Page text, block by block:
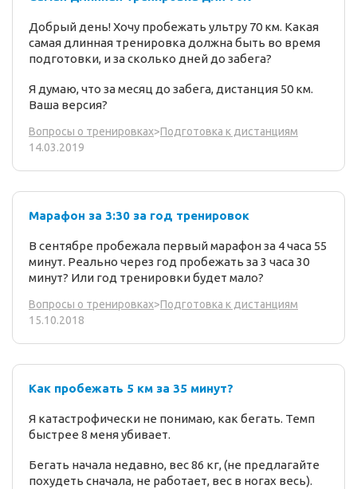
Добрый день! Хочу пробежать ультру 70 км. Какая
самая длинная тренировка должна быть во время
подготовки, и за сколько дней до забега?
Я думаю, что за месяц до забега, дистанция 50 км.
Ваша версия?
Вопросы о тренировках>Подготовка к дистанциям
14.03.2019
Марафон за 3:30 за год тренировок
В сентябре пробежала первый марафон за 4 часа 55
минут. Реально через год пробежать за 3 часа 30
минут? Или год тренировки будет мало?
Вопросы о тренировках>Подготовка к дистанциям
15.10.2018
Как пробежать 5 км за 35 минут?
Я катастрофически не понимаю, как бегать. Темп
быстрее 8 меня убивает.
Бегать начала недавно, вес 86 кг, (не предлагайте
похудеть сначала, не работает, вес в ногах весь).